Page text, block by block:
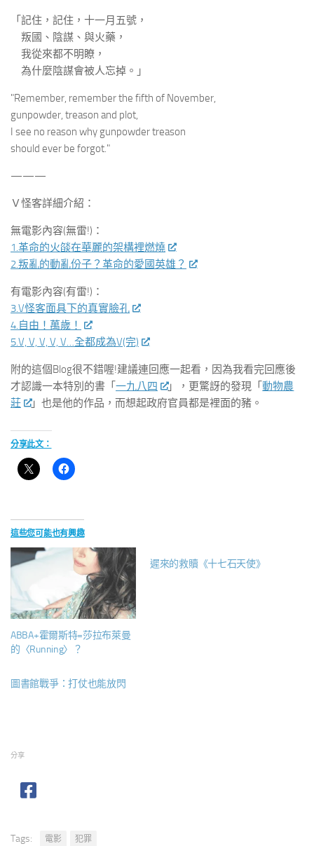
「記住，記住，十一月五號，
叛國、陰謀、與火藥，
我從來都不明瞭，
為什麼陰謀會被人忘掉。」
"Remember, remember the fifth of November,
gunpowder, treason and plot,
I see no reason why gunpowder treason
should ever be forgot."
———
Ｖ怪客詳細介紹：
無電影內容(無雷!)：
1.革命的火燄在華麗的架構裡燃燒
2.叛亂的動亂份子？革命的愛國英雄？
有電影內容(有雷!)：
3.V怪客面具下的真實臉孔
4.自由！萬歲！
5.V, V, V, V, V…全都成為V(完)
附的這個Blog很不錯喔!建議連回應一起看，因為我看完回應後
才認識一本特別的書「 一九八四 」，更驚訝的發現「動物農
莊
」也是他的作品，而想起政府官員都是裡面的豬。
分享此文：
這些您可能也有興趣
ABBA+霍爾斯特=莎拉布萊曼
的〈Running〉？
遲來的救贖《十七石天使》
圖書館戰爭：打仗也能放閃
分享
Tags: 電影 犯罪